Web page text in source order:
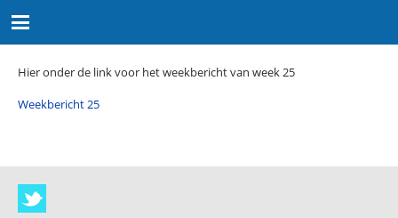
Hier onder de link voor het weekbericht van week 25
Weekbericht 25